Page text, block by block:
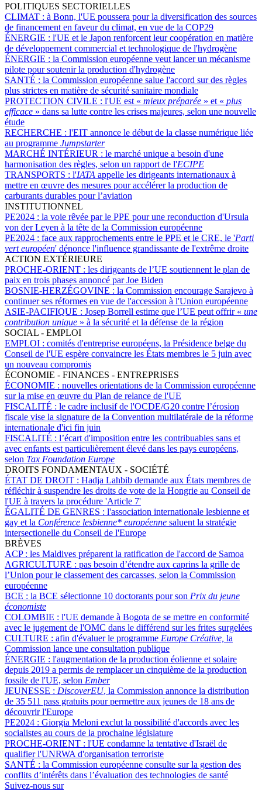
POLITIQUES SECTORIELLES
CLIMAT : à Bonn, l'UE poussera pour la diversification des sources
de financement en faveur du climat, en vue de la COP29
ÉNERGIE : l'UE et le Japon renforcent leur coopération en matière
de développement commercial et technologique de l'hydrogène
ÉNERGIE : la Commission européenne veut lancer un mécanisme
pilote pour soutenir la production d'hydrogène
SANTÉ : la Commission européenne salue l'accord sur des règles
plus strictes en matière de sécurité sanitaire mondiale
PROTECTION CIVILE : l'UE est « mieux préparée » et « plus
efficace » dans sa lutte contre les crises majeures, selon une nouvelle
étude
RECHERCHE : l'EIT annonce le début de la classe numérique liée
au programme Jumpstarter
MARCHÉ INTÉRIEUR : le marché unique a besoin d'une
harmonisation des règles, selon un rapport de l'ECIPE
TRANSPORTS : l'IATA appelle les dirigeants internationaux à
mettre en œuvre des mesures pour accélérer la production de
carburants durables pour l’aviation
INSTITUTIONNEL
PE2024 : la voie rêvée par le PPE pour une reconduction d'Ursula
von der Leyen à la tête de la Commission européenne
PE2024 : face aux rapprochements entre le PPE et le CRE, le 'Parti
vert européen' dénonce l'influence grandissante de l'extrême droite
ACTION EXTÉRIEURE
PROCHE-ORIENT : les dirigeants de l’UE soutiennent le plan de
paix en trois phases annoncé par Joe Biden
BOSNIE-HERZÉGOVINE : la Commission encourage Sarajevo à
continuer ses réformes en vue de l'accession à l'Union européenne
ASIE-PACIFIQUE : Josep Borrell estime que l’UE peut offrir « une
contribution unique » à la sécurité et la défense de la région
SOCIAL - EMPLOI
EMPLOI : comités d'entreprise européens, la Présidence belge du
Conseil de l'UE espère convaincre les États membres le 5 juin avec
un nouveau compromis
ÉCONOMIE - FINANCES - ENTREPRISES
ÉCONOMIE : nouvelles orientations de la Commission européenne
sur la mise en œuvre du Plan de relance de l'UE
FISCALITÉ : le cadre inclusif de l'OCDE/G20 contre l’érosion
fiscale vise la signature de la Convention multilatérale de la réforme
internationale d'ici fin juin
FISCALITÉ : l’écart d'imposition entre les contribuables sans et
avec enfants est particulièrement élevé dans les pays européens,
selon Tax Foundation Europe
DROITS FONDAMENTAUX - SOCIÉTÉ
ÉTAT DE DROIT : Hadja Lahbib demande aux États membres de
réfléchir à suspendre les droits de vote de la Hongrie au Conseil de
l'UE à travers la procédure 'Article 7'
ÉGALITÉ DE GENRES : l'association internationale lesbienne et
gay et la Conférence lesbienne* européenne saluent la stratégie
intersectionelle du Conseil de l'Europe
BRÈVES
ACP : les Maldives préparent la ratification de l'accord de Samoa
AGRICULTURE : pas besoin d’étendre aux caprins la grille de
l’Union pour le classement des carcasses, selon la Commission
européenne
BCE : la BCE sélectionne 10 doctorants pour son Prix du jeune
économiste
COLOMBIE : l'UE demande à Bogota de se mettre en conformité
avec le jugement de l'OMC dans le différend sur les frites surgelées
CULTURE : afin d'évaluer le programme Europe Créative, la
Commission lance une consultation publique
ÉNERGIE : l'augmentation de la production éolienne et solaire
depuis 2019 a permis de remplacer un cinquième de la production
fossile de l'UE, selon Ember
JEUNESSE : DiscoverEU, la Commission annonce la distribution
de 35 511 pass gratuits pour permettre aux jeunes de 18 ans de
découvrir l'Europe
PE2024 : Giorgia Meloni exclut la possibilité d'accords avec les
socialistes au cours de la prochaine législature
PROCHE-ORIENT : l'UE condamne la tentative d'Israël de
qualifier l'UNRWA d'organisation terroriste
SANTÉ : la Commission européenne consulte sur la gestion des
conflits d’intérêts dans l’évaluation des technologies de santé
Suivez-nous sur